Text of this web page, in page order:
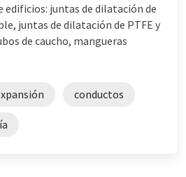
edificios: juntas de dilatación de
juntas de dilatación de PTFE y
de caucho, mangueras
conductos